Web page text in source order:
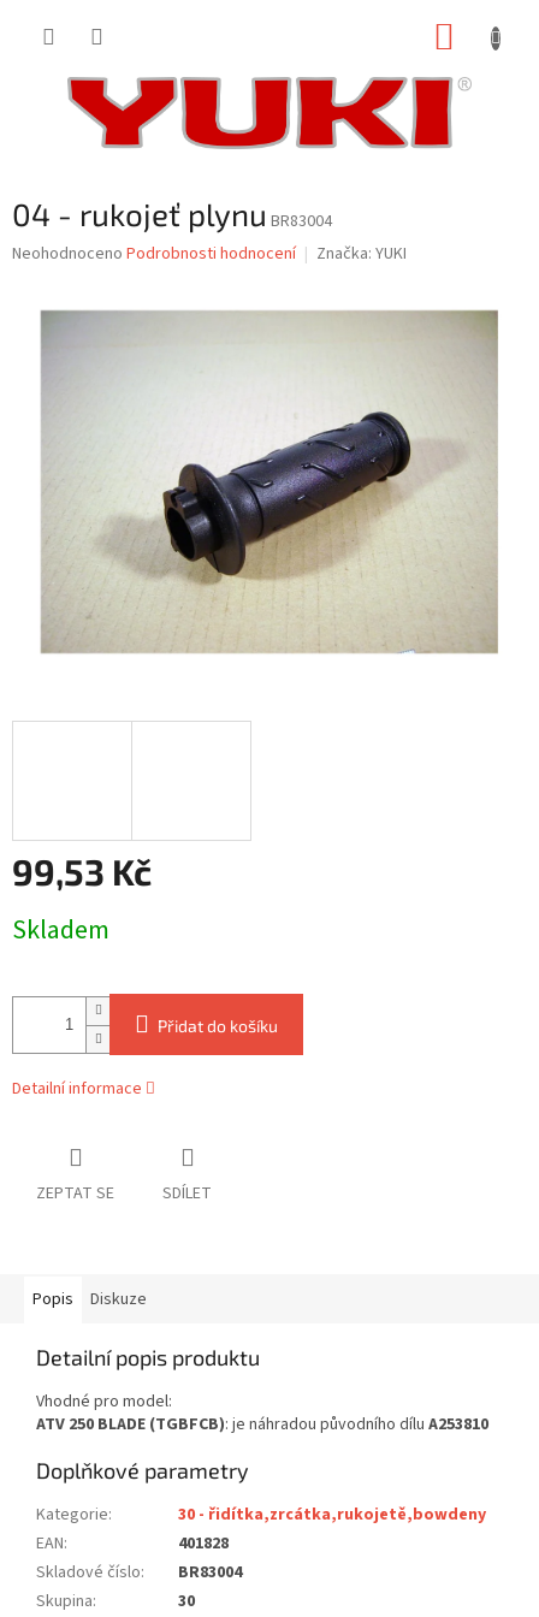
04 - rukojeť plynu BR83004
Průměrné
Neohodnoceno Podrobnosti hodnocení Značka: YUKI
99,53 Kč
cena:
Skladem
Přidat do košíku
Detailní informace
ZEPTAT SE SDÍLET
Popis Diskuze
Detailní popis produktu
Vhodné pro model:
ATV 250 BLADE (TGBFCB): je náhradou původního dílu A253810
Doplňkové parametry
Kategorie:
30 - řidítka,zrcátka,rukojetě,bowdeny
EAN:
401828
Skladové číslo:
BR83004
Skupina: 30